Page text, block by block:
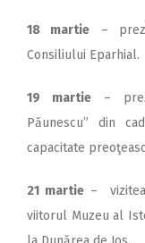
18 martie –
Consiliului Eparhial.
19 martie–
Păunescu” din
capacitate
21 martie –
viitorul Muzeu al